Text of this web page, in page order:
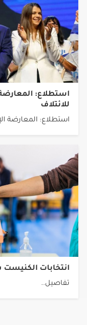
للائتلاف
استطلاع: المعارضة الإسرائيلية 62
انتخابات الكنيست
تفاصيل..